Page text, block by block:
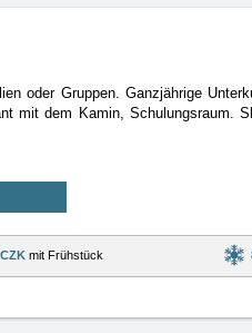
oder Gruppen. Ganzjährige
mit dem Kamin, Schulungsraum.
mit Frühstück